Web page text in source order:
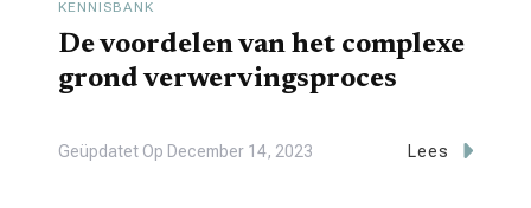
KENNISBANK
De voordelen van het complexe
grond verwervingsproces
Geüpdatet Op December 14, 2023 Lees